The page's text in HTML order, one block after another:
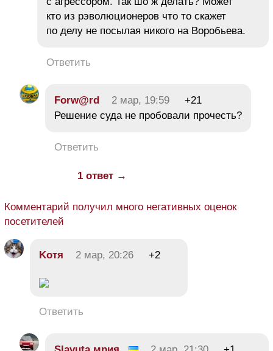
кто из рэволюционеров что то скажет
по делу не посылая никого на Воробьева.
Ответить
Forw@rd 2 мар, 19:59
+21
Решение суда не пробовали прочесть?
Ответить
1 ответ →
Комментарий получил много негативных оценок
посетителей
Kотя 2 мар, 20:26 +2
Ответить